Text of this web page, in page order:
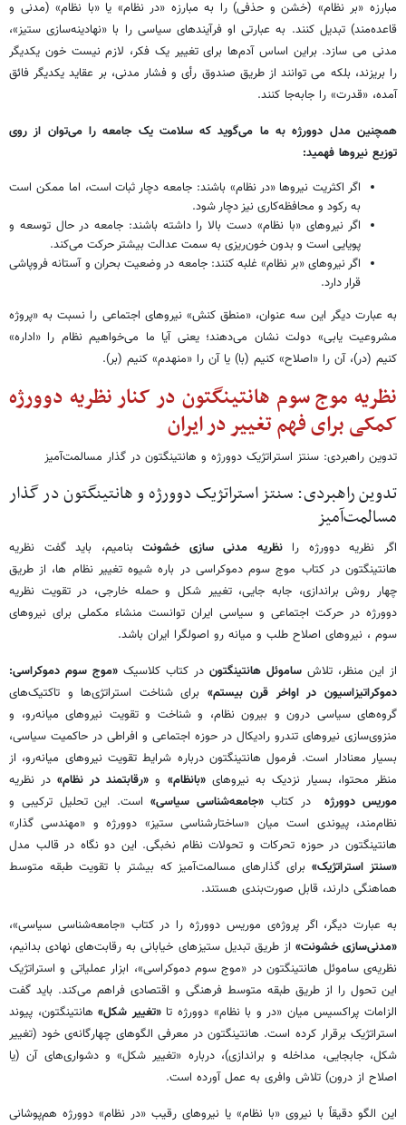
مبارزه «بر نظام» (خشن و حذفی) را به مبارزه «در نظام» یا «با نظام» (مدنی و
قاعده‌مند) تبدیل کنند. به عبارتی او فرآیندهای سیاسی را با «نهادینه‌سازی ستیز»،
مدنی می سازد. براین اساس آدم‌ها برای تغییر یک فکر، لازم نیست خون یکدیگر
را بریزند، بلکه می توانند از طریق صندوق رأی و فشار مدنی، بر عقاید یکدیگر فائق
آمده، «قدرت» را جابه‌جا کنند.
همچنین مدل دوورژه به ما می‌گوید که سلامت یک جامعه را می‌توان از روی
توزیع نیروها فهمید:
اگر اکثریت نیروها «در نظام» باشند: جامعه دچار ثبات است، اما ممکن است
به رکود و محافظه‌کاری نیز دچار شود.
اگر نیروهای «با نظام» دست بالا را داشته باشند: جامعه در حال توسعه و
پویایی است و بدون خون‌ریزی به سمت عدالت بیشتر حرکت می‌کند.
اگر نیروهای «بر نظام» غلبه کنند: جامعه در وضعیت بحران و آستانه فروپاشی
قرار دارد.
به عبارت دیگر این سه عنوان، «منطق کنش» نیروهای اجتماعی را نسبت به «پروژه
مشروعیت یابی» دولت نشان می‌دهند؛ یعنی آیا ما می‌خواهیم نظام را «اداره»
کنیم (در)، آن را «اصلاح» کنیم (با) یا آن را «منهدم» کنیم (بر).
نظریه موج سوم هانتینگتون در کنار نظریه دوورژه
کمکی برای فهم تغییر در ایران
تدوین راهبردی: سنتز استراتژیک دوورژه و هانتینگتون در گذار مسالمت‌آمیز
تدوین راهبردی: سنتز استراتژیک دوورژه و هانتینگتون در گذار
مسالمت‌آمیز
اگر نظریه دوورژه را نظریه مدنی سازی خشونت بنامیم، باید گفت نظریه
هانتینگتون در کتاب موج سوم دموکراسی در باره شیوه تغییر نظام ها، از طریق
چهار روش براندازی، جابه جایی، تغییر شکل و حمله خارجی، در تقویت نظریه
دوورژه در حرکت اجتماعی و سیاسی ایران توانست منشاء مکملی برای نیروهای
سوم ، نیروهای اصلاح طلب و میانه رو اصولگرا ایران باشد.
از این منظر، تلاش ساموئل هانتینگتون در کتاب کلاسیک «موج سوم دموکراسی:
دموکراتیزاسیون در اواخر قرن بیستم» برای شناخت استراتژی‌ها و تاکتیک‌های
گروه‌های سیاسی درون و بیرون نظام، و شناخت و تقویت نیروهای میانه‌رو، و
منزوی‌سازی نیروهای تندرو رادیکال در حوزه اجتماعی و افراطی در حاکمیت سیاسی،
بسیار معنادار است. فرمول هانتینگتون درباره شرایط تقویت نیروهای میانه‌رو، از
منظر محتوا، بسیار نزدیک به نیروهای«بانظام» و «رقابتمند در نظام»در نظریه
موریس دوورژه
در کتاب«جامعه‌شناسی سیاسی»است. این تحلیل ترکیبی و
نظام‌مند، پیوندی است میان «ساختارشناسی ستیز» دوورژه و «مهندسی گذار»
هانتینگتون در حوزه تحرکات و تحولات نظام نخبگی. این دو نگاه در قالب مدل
«سنتز استراتژیک»برای گذارهای مسالمت‌آمیز که بیشتر با تقویت طبقه متوسط
هماهنگی دارند، قابل صورت‌بندی هستند.
به عبارت دیگر، اگر پروژه‌ی موریس دوورژه را در کتاب «جامعه‌شناسی سیاسی»،
«مدنی‌سازی خشونت» از طریق تبدیل ستیزهای خیابانی به رقابت‌های نهادی بدانیم،
نظریه‌ی ساموئل هانتینگتون در «موج سوم دموکراسی»، ابزار عملیاتی و استراتژیک
این تحول را از طریق طبقه متوسط فرهنگی و اقتصادی فراهم می‌کند. باید گفت
الزامات پراکسیس میان «در و با نظام» دوورژه تا«تغییر شکل» هانتینگتون، پیوند
استراتژیک برقرار کرده است. هانتینگتون در معرفی الگوهای چهارگانه‌ی خود (تغییر
شکل، جابجایی، مداخله و براندازی)، درباره «تغییر شکل» و دشواری‌های آن (یا
اصلاح از درون) تلاش وافری به عمل آورده است.
این الگو دقیقاً با نیروی «با نظام» یا نیروهای رقیب «در نظام» دوورژه هم‌پوشانی